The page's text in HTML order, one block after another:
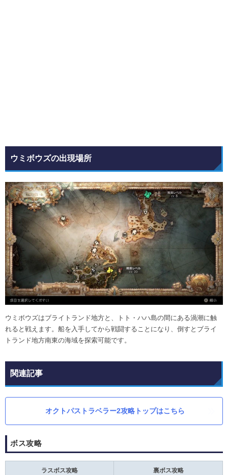
ウミボウズの出現場所
ウミボウズはブライトランド地方と、トト・ハハ島の間にある渦潮に触
れると戦えます。船を入手してから戦闘することになり、倒すとブライ
トランド地方南東の海域を探索可能です。
関連記事
オクトパストラベラー2攻略トップはこちら
ボス攻略
ラスボス攻略 裏ボス攻略